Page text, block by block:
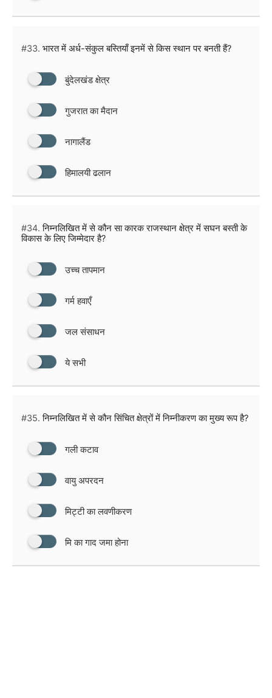
#33. भारत में अर्ध-संकुल बस्तियाँ इनमें से किस स्थान पर बनती हैं?
बुंदेलखंड क्षेत्र
गुजरात का मैदान
नागालैंड
हिमालयी ढलान
#34. निम्नलिखित में से कौन सा कारक राजस्थान क्षेत्र में सघन बस्ती के
विकास के लिए जिम्मेदार है?
उच्च तापमान
गर्म हवाएँ
जल संसाधन
ये सभी
#35. निम्नलिखित में से कौन सिंचित क्षेत्रों में निम्नीकरण का मुख्य रूप है?
गली कटाव
वायु अपरदन
मिट्टी का लवणीकरण
मि का गाद जमा होना